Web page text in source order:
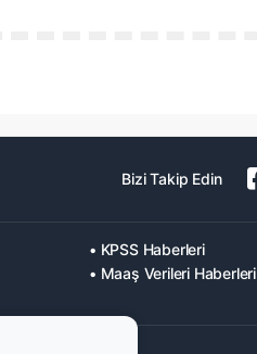
Bizi Takip Edin
• KPSS Haberleri
• Maaş Verileri Haberleri